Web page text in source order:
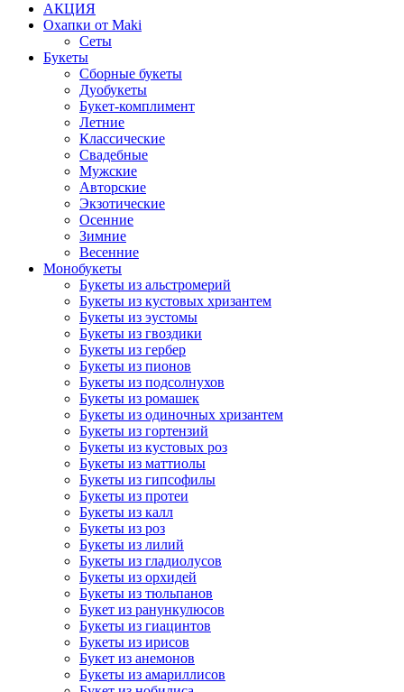
АКЦИЯ
Охапки от Maki
Сеты
Букеты
Сборные букеты
Дуобукеты
Букет-комплимент
Летние
Классические
Свадебные
Мужские
Авторские
Экзотические
Осенние
Зимние
Весенние
Монобукеты
Букеты из альстромерий
Букеты из кустовых хризантем
Букеты из эустомы
Букеты из гвоздики
Букеты из гербер
Букеты из пионов
Букеты из подсолнухов
Букеты из ромашек
Букеты из одиночных хризантем
Букеты из гортензий
Букеты из кустовых роз
Букеты из маттиолы
Букеты из гипсофилы
Букеты из протеи
Букеты из калл
Букеты из роз
Букеты из лилий
Букеты из гладиолусов
Букеты из орхидей
Букеты из тюльпанов
Букет из ранункулюсов
Букеты из гиацинтов
Букеты из ирисов
Букет из анемонов
Букеты из амариллисов